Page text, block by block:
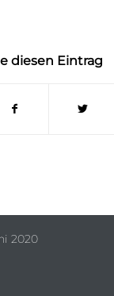
diesen Eintrag
2020